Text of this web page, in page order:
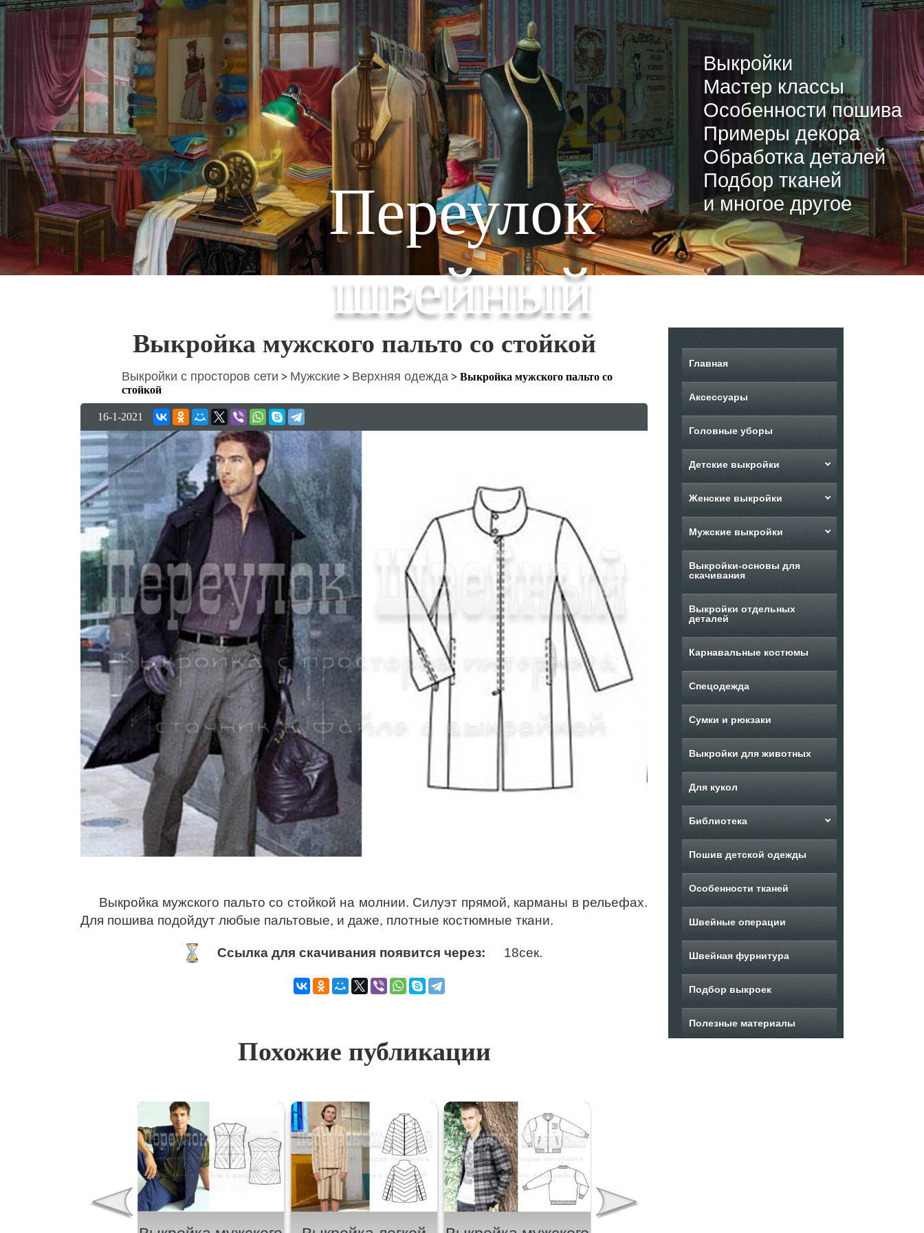
Переулок
швейный
Выкройки
Мастер классы
Особенности пошива
Примеры декора
Обработка деталей
Подбор тканей
и многое другое
Выкройка мужского пальто со стойкой
Выкройки с просторов сети > Мужские > Верхняя одежда > Выкройка мужского пальто со
стойкой
16-1-2021
Выкройка мужского пальто со стойкой на молнии. Силуэт прямой, карманы в рельефах.
Для пошива подойдут любые пальтовые, и даже, плотные костюмные ткани.
Ссылка для скачивания появится через: 17сек.
Похожие публикации
Главная
Аксессуары
Головные уборы
Детские выкройки
Женские выкройки
Мужские выкройки
Выкройки-основы для
скачивания
Выкройки отдельных
деталей
Карнавальные костюмы
Спецодежда
Сумки и рюкзаки
Выкройки для животных
Для кукол
Библиотека
Пошив детской одежды
Особенности тканей
Швейные операции
Швейная фурнитура
Подбор выкроек
Полезные материалы